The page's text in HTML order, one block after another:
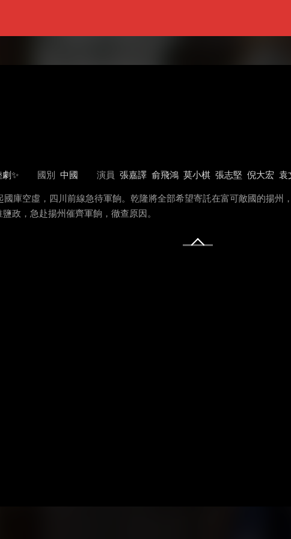
✨ 國別 中國 演員 張嘉譯 俞飛鴻 莫小棋 張志堅 倪大宏 袁
庫空虛，四川前線急待軍餉。乾隆將全部希望寄託在富可敵國的揚
政，急赴揚州催齊軍餉，徹查原因。